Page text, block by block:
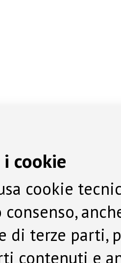
cookie
cookie
consenso,
di terze parti,
contenuti e